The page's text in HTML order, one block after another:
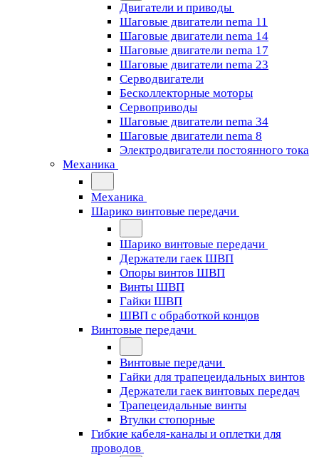
Двигатели и приводы
Шаговые двигатели nema 11
Шаговые двигатели nema 14
Шаговые двигатели nema 17
Шаговые двигатели nema 23
Cерводвигатели
Бесколлекторные моторы
Сервоприводы
Шаговые двигатели nema 34
Шаговые двигатели nema 8
Электродвигатели постоянного тока
Механика
Механика
Шарико винтовые передачи
Шарико винтовые передачи
Держатели гаек ШВП
Опоры винтов ШВП
Винты ШВП
Гайки ШВП
ШВП с обработкой концов
Винтовые передачи
Винтовые передачи
Гайки для трапецеидальных винтов
Держатели гаек винтовых передач
Трапецеидальные винты
Втулки стопорные
Гибкие кабеля-каналы и оплетки для
проводов